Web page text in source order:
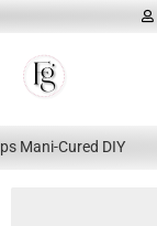
Mani-Cured DIY